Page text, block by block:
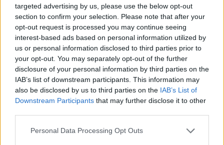
targeted advertising by us, please use the below opt-out
section to confirm your selection. Please note that after your
opt-out request is processed you may continue seeing
interest-based ads based on personal information utilized by
us or personal information disclosed to third parties prior to
your opt-out. You may separately opt-out of the further
disclosure of your personal information by third parties on the
IAB’s list of downstream participants. This information may
also be disclosed by us to third parties on the IAB’s List of
Downstream Participants that may further disclose it to other
Personal Data Processing Opt Outs